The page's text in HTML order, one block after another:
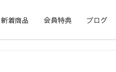
新着商品 会員特典 ブログ